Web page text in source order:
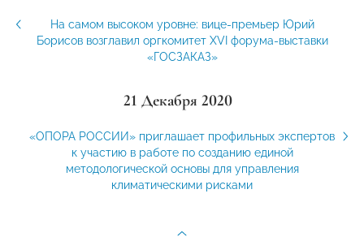
На самом высоком уровне: вице-премьер Юрий
Борисов возглавил оргкомитет XVI форума-выставки
«ГОСЗАКАЗ»
21 Декабря 2020
«ОПОРА РОССИИ» приглашает профильных экспертов
к участию в работе по созданию единой
методологической основы для управления
климатическими рисками